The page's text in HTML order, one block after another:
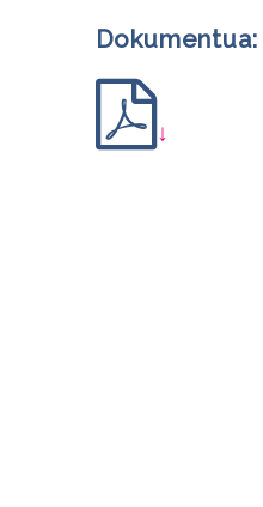
Dokumentua:
↓